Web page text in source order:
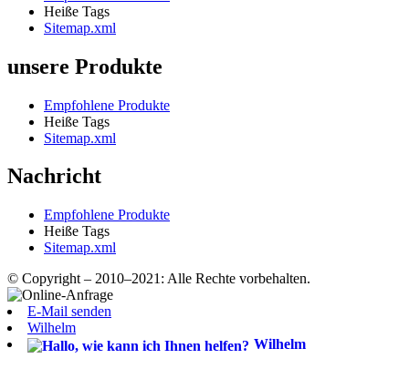
Heiße Tags
Sitemap.xml
unsere Produkte
Empfohlene Produkte
Heiße Tags
Sitemap.xml
Nachricht
Empfohlene Produkte
Heiße Tags
Sitemap.xml
© Copyright – 2010–2021: Alle Rechte vorbehalten.
E-Mail senden
Wilhelm
Wilhelm